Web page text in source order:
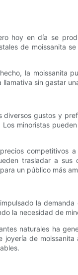
hoy en día se
de moissanita
la moissanita
sin gastar
gustos y
minoristas
competitivos
trasladar a sus
un público más
la
la necesidad de
naturales ha
de